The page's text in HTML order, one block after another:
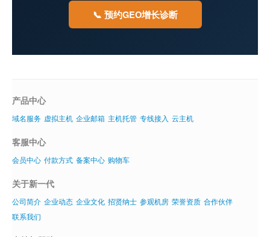
📞 预约GEO增长诊断
产品中心
域名服务 虚拟主机 企业邮箱 主机托管 专线接入 云主机
客服中心
会员中心 付款方式 备案中心 购物车
关于新一代
公司简介 企业动态 企业文化 招贤纳士 参观机房 荣誉资质 合作伙伴
联系我们